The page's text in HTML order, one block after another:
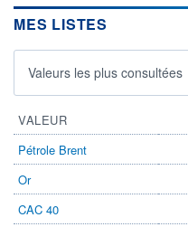
MES LISTES
Valeurs les plus consultées
VALEUR
Pétrole Brent
Or
CAC 40